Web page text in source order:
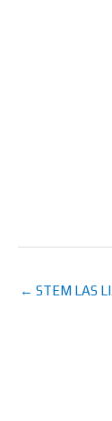
← STEM LAS